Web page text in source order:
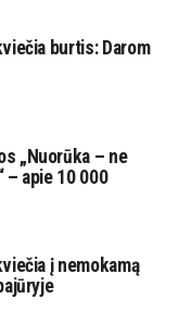
burtis: Darom
„Nuorūka – ne
– apie 10 000
į nemokamą